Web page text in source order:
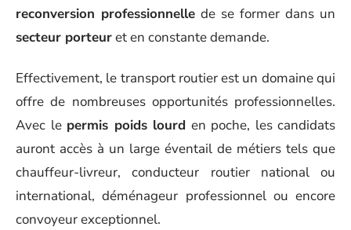
reconversion professionnelle de se former dans un
secteur porteuret en constante demande.
Effectivement, le transport routier est un domaine qui
offre de nombreuses opportunités professionnelles.
Avec le permis poids lourd en poche, les candidats
auront accès à un large éventail de métiers tels que
chauffeur-livreur, conducteur routier national ou
international, déménageur professionnel ou encore
convoyeur exceptionnel.